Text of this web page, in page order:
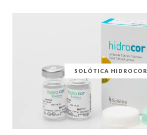
SOLÓTICA HIDROCOR